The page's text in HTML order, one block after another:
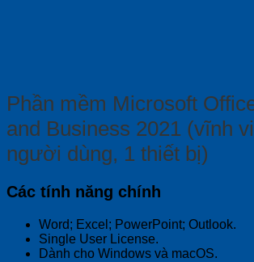
Phần mềm Microsoft
and Business 2021 (vĩnh
người dùng, 1 thiết bị)
Các tính năng chính
Word; Excel; PowerPoint; Outlook.
Single User License.
Dành cho Windows và macOS.